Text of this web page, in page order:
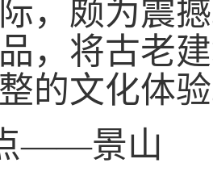
，颇为震
，将古老
的文化体
——景山